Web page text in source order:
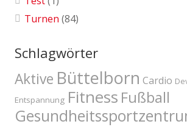
Turnen (84)
Schlagwörter
Aktive Büttelborn Cardio
Entspannung Fitness Fußball